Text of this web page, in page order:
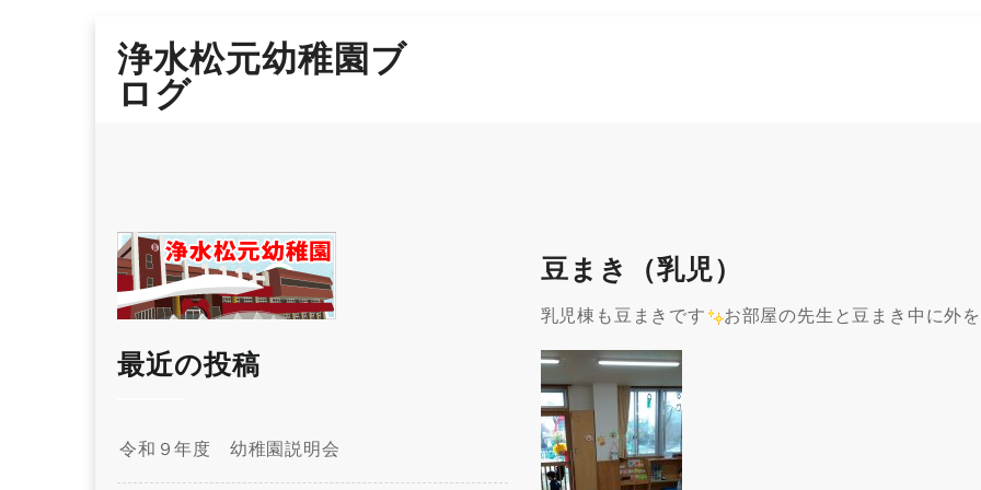
content
浄水松元幼稚園ブ
ログ
豆まき（乳児）
乳児棟も豆まきです お部屋の先生と豆まき中に外
最近の投稿
令和９年度 幼稚園説明会